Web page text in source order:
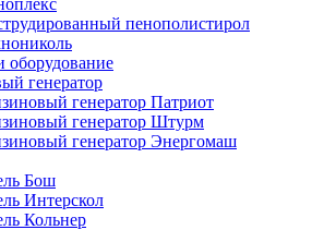
пенополистирол
генератор
генератор Патриот
генератор Штурм
генератор Энергомаш
Бош
Интерскол
Кольнер